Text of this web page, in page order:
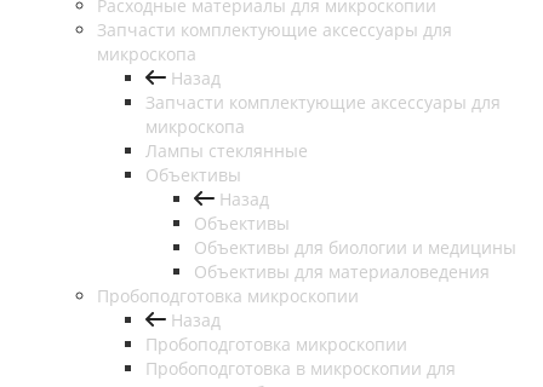
Расходные материалы для микроскопии
Запчасти комплектующие аксессуары для
микроскопа
Назад
Запчасти комплектующие аксессуары для
микроскопа
Лампы стеклянные
Объективы
Назад
Объективы
Объективы для биологии и медицины
Объективы для материаловедения
Пробоподготовка микроскопии
Назад
Пробоподготовка микроскопии
Пробоподготовка в микроскопии для